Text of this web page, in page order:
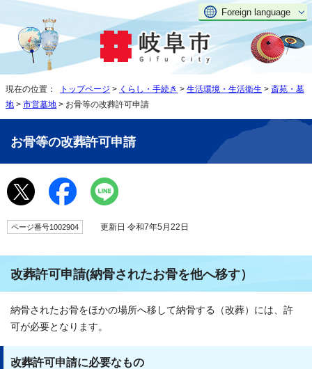
Foreign language
現在の位置： トップページ > くらし・手続き > 生活環境・生活衛生 > 斎苑・墓
地 > 市営墓地 > お骨等の改葬許可申請
お骨等の改葬許可申請
ページ番号1002904 更新日 令和7年5月22日
改葬許可申請(納骨されたお骨を他へ移す）
納骨されたお骨をほかの場所へ移して納骨する（改葬）には、許
可が必要となります。
改葬許可申請に必要なもの